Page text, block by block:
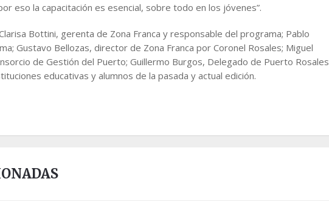
eso la capacitación es esencial, sobre todo en los jóvenes”.
Bottini, gerenta de Zona Franca y responsable del programa; Pablo
Gustavo Bellozas, director de Zona Franca por Coronel Rosales; Miguel
de Gestión del Puerto; Guillermo Burgos, Delegado de Puerto Rosales
educativas y alumnos de la pasada y actual edición.